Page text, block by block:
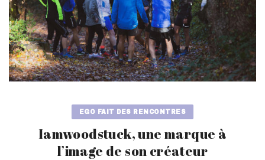
EGO FAIT DES RENCONTRES
Iamwoodstuck, une marque à
l’image de son créateur